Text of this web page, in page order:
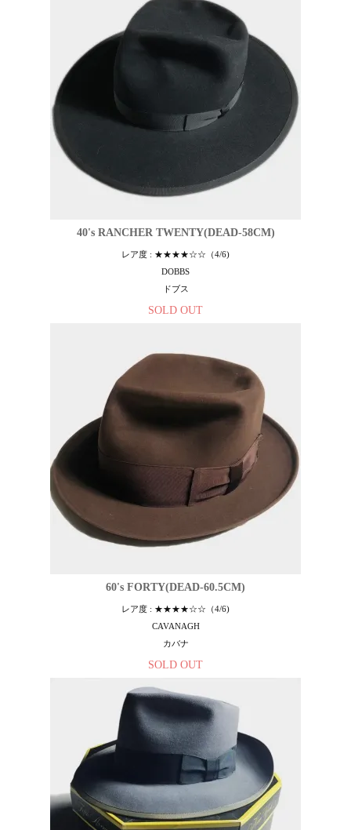
40's RANCHER TWENTY(DEAD-58CM)
レア度 : ★★★★☆☆（4/6)
DOBBS
ドブス
SOLD OUT
60's FORTY(DEAD-60.5CM)
レア度 : ★★★★☆☆（4/6)
CAVANAGH
カバナ
SOLD OUT